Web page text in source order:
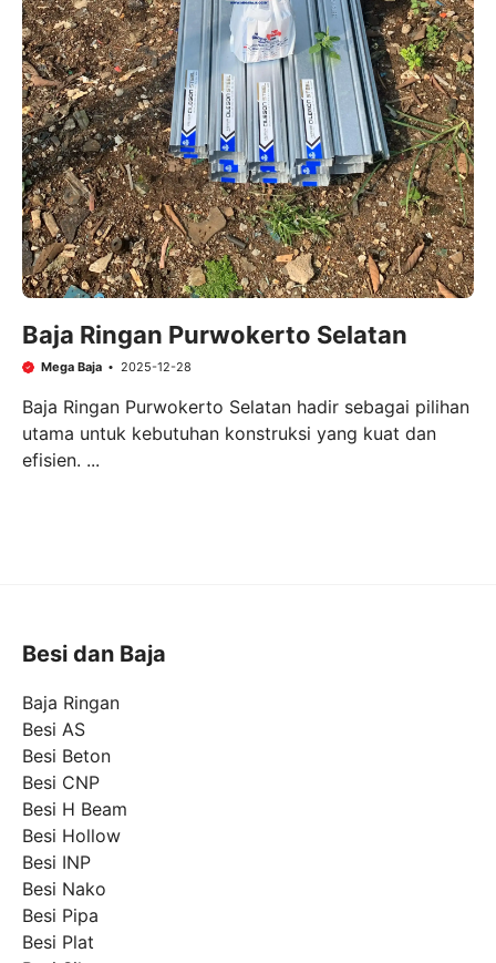
Baja Ringan Purwokerto Selatan
Mega Baja 2025-12-28
Baja Ringan Purwokerto Selatan hadir sebagai pilihan
utama untuk kebutuhan konstruksi yang kuat dan
efisien. ...
Besi dan Baja
Baja Ringan
Besi AS
Besi Beton
Besi CNP
Besi H Beam
Besi Hollow
Besi INP
Besi Nako
Besi Pipa
Besi Plat